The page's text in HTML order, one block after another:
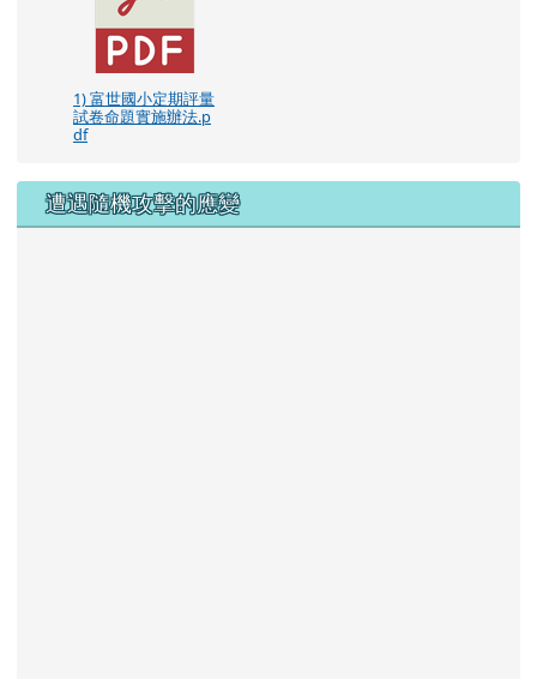
1) 富世國小定期評量
試卷命題實施辦法.p
df
遭遇隨機攻擊的應變